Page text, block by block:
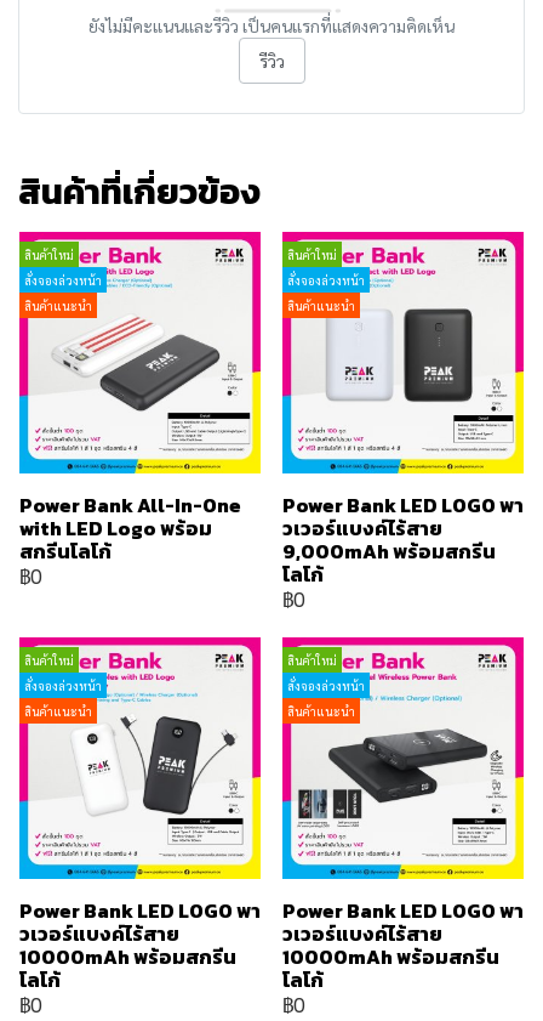
ยังไม่มีคะแนนและรีวิว เป็นคนแรกที่แสดงความคิดเห็น
รีวิว
สินค้าที่เกี่ยวข้อง
สินค้าใหม่
สั่งจองล่วงหน้า
สินค้าแนะนำ
Power Bank All-In-One
with LED Logo พร้อม
สกรีนโลโก้
฿0
สินค้าใหม่
สั่งจองล่วงหน้า
สินค้าแนะนำ
Power Bank LED LOGO พา
วเวอร์แบงค์ไร้สาย
9,000mAh พร้อมสกรีน
โลโก้
฿0
สินค้าใหม่
สั่งจองล่วงหน้า
สินค้าแนะนำ
Power Bank LED LOGO พา
วเวอร์แบงค์ไร้สาย
10000mAh พร้อมสกรีน
โลโก้
฿0
สินค้าใหม่
สั่งจองล่วงหน้า
สินค้าแนะนำ
Power Bank LED LOGO พา
วเวอร์แบงค์ไร้สาย
10000mAh พร้อมสกรีน
โลโก้
฿0